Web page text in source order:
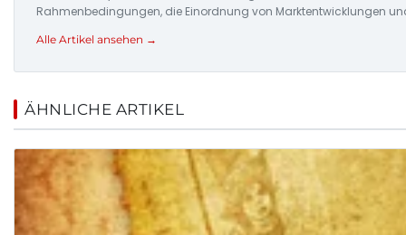
Rahmenbedingungen, die Einordnung von Marktentwicklungen
Alle Artikel ansehen →
ÄHNLICHE ARTIKEL